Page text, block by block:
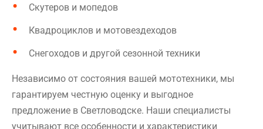
Скутеров и мопедов
Квадроциклов и мотовездеходов
Снегоходов и другой сезонной техники
Независимо от состояния вашей мототехники, мы
гарантируем честную оценку и выгодное
предложение в Светловодске. Наши специалисты
учитывают все особенности и характеристики